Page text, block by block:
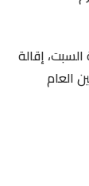
إقالة
العام